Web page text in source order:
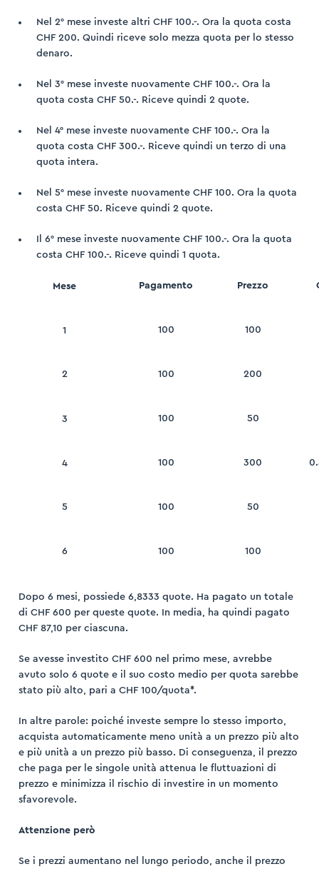
Nel 2° mese investe altri CHF 100.-. Ora la quota costa
CHF 200. Quindi riceve solo mezza quota per lo stesso
denaro.
Nel 3° mese investe nuovamente CHF 100.-. Ora la
quota costa CHF 50.-. Riceve quindi 2 quote.
Nel 4° mese investe nuovamente CHF 100.-. Ora la
quota costa CHF 300.-. Riceve quindi un terzo di una
quota intera.
Nel 5° mese investe nuovamente CHF 100. Ora la quota
costa CHF 50. Riceve quindi 2 quote.
Il 6° mese investe nuovamente CHF 100.-. Ora la quota
costa CHF 100.-. Riceve quindi 1 quota.
Mese Pagamento Prezzo
1 100 100
2 100 200
3 100 50
4 100 300
5 100 50
6 100 100
Dopo 6 mesi, possiede 6,8333 quote. Ha pagato un totale
di CHF 600 per queste quote. In media, ha quindi pagato
CHF 87,10 per ciascuna.
Se avesse investito CHF 600 nel primo mese, avrebbe
avuto solo 6 quote e il suo costo medio per quota sarebbe
stato più alto, pari a CHF 100/quota*.
In altre parole: poiché investe sempre lo stesso importo,
acquista automaticamente meno unità a un prezzo più alto
e più unità a un prezzo più basso. Di conseguenza, il prezzo
che paga per le singole unità attenua le fluttuazioni di
prezzo e minimizza il rischio di investire in un momento
sfavorevole.
Attenzione però
Se i prezzi aumentano nel lungo periodo, anche il prezzo